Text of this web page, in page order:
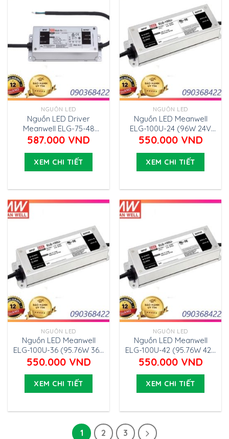
NGUỒN LED
Nguồn LED Driver
Meanwell ELG-75-48
(76.8W 48V 1.6A)
587.000 VND
XEM CHI TIẾT
NGUỒN LED
Nguồn LED Meanwell
ELG-100U-24 (96W 24V
4A)
550.000 VND
XEM CHI TIẾT
NGUỒN LED
Nguồn LED Meanwell
ELG-100U-36 (95.76W 36V
2.66A)
550.000 VND
XEM CHI TIẾT
NGUỒN LED
Nguồn LED Meanwell
ELG-100U-42 (95.76W 42V
2.28A)
550.000 VND
XEM CHI TIẾT
1 2 3